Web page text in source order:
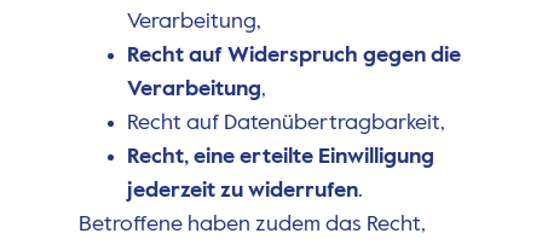
Verarbeitung,
Recht auf Widerspruch gegen die
Verarbeitung,
Recht auf Datenübertragbarkeit,
Recht, eine erteilte Einwilligung
jederzeit zu widerrufen.
Betroffene haben zudem das Recht,